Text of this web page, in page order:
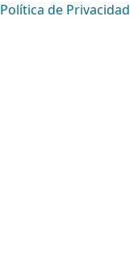
Política de Privacidad